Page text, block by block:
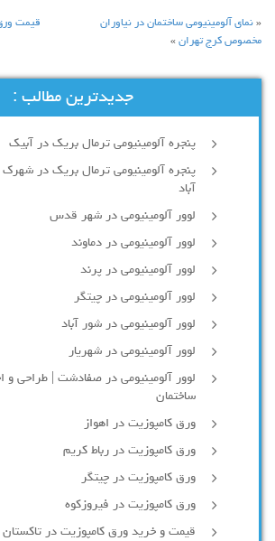
« نمای آلومینیومی ساختمان در نیاوران
قیمت
مخصوص کرج تهران »
جدیدترین مطالب :
پنجره آلومینیومی ترمال بریک در آبیک
پنجره آلومینیومی ترمال بریک در
آباد
لوور آلومینیومی در شهر قدس
لوور آلومینیومی در دماوند
لوور آلومینیومی در پرند
لوور آلومینیومی در چیتگر
لوور آلومینیومی در شور آباد
لوور آلومينيومي در شهريار
لوور آلومینیومی در صفادشت | طراحی و
ساختمان
ورق کامپوزیت در اهواز
ورق کامپوزیت در رباط کریم
ورق کامپوزیت در چیتگر
ورق کامپوزیت در فیروزکوه
قیمت و خرید ورق کامپوزیت در